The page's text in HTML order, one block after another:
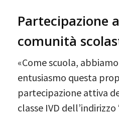
Partecipazione
comunità
«Come scuola,
entusiasmo questa
partecipazione attiva
classe IVD